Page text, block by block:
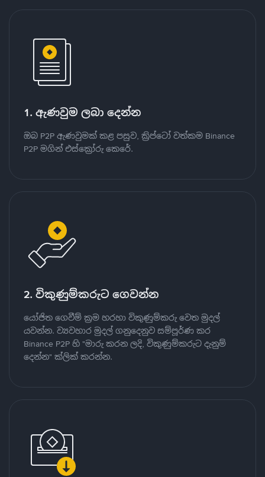
1. ඇණවුම ලබා දෙන්න
ඔබ P2P ඇණවුමක් කළ පසුව, ක්‍රිප්ටෝ වත්කම Binance
P2P මගින් එස්ක්‍රෝරු කෙරේ.
2. විකුණුම්කරුට ගෙවන්න
යෝජිත ගෙවීම් ක්‍රම හරහා විකුණුම්කරු වෙත මුදල්
යවන්න. ව්‍යවහාර මුදල් ගනුදෙනුව සම්පූර්ණ කර
Binance P2P හි "මාරු කරන ලදි, විකුණුම්කරුට දැනුම්
දෙන්න" ක්ලික් කරන්න.